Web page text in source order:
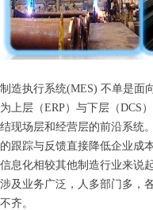
制造执行系统(MES) 不单是面
为上层（ERP）与下层（DCS
结现场层和经营层的前沿系统
的跟踪与反馈直接降低企业成
信息化相较其他制造行业来说
涉及业务广泛，人多部门多，
不齐。